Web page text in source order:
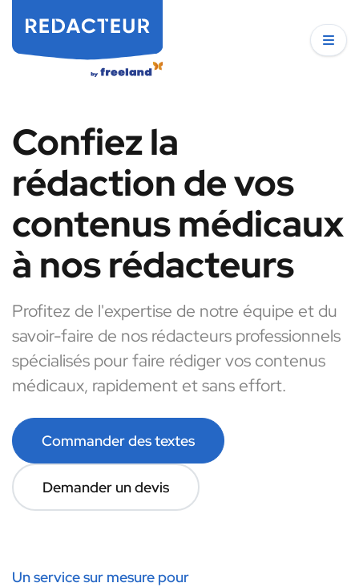
Confiez la
rédaction de vos
contenus médicaux
à nos rédacteurs
Profitez de l'expertise de notre équipe et du
savoir-faire de nos rédacteurs professionnels
spécialisés pour faire rédiger vos contenus
médicaux, rapidement et sans effort.
Commander des textes
Demander un devis
Un service sur mesure pour